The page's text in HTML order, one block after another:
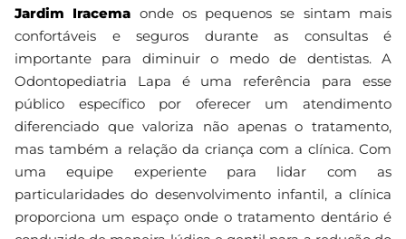
Jardim Iracema onde os pequenos se sintam mais
confortáveis e seguros durante as consultas é
importante para diminuir o medo de dentistas. A
Odontopediatria Lapa é uma referência para esse
público específico por oferecer um atendimento
diferenciado que valoriza não apenas o tratamento,
mas também a relação da criança com a clínica. Com
uma equipe experiente para lidar com as
particularidades do desenvolvimento infantil, a clínica
proporciona um espaço onde o tratamento dentário é